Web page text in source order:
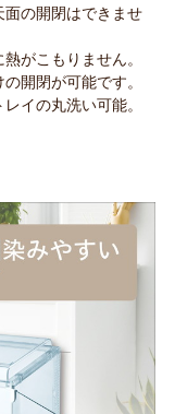
の開閉はできませ
がこもりません。
開閉が可能です。
イの丸洗い可能。